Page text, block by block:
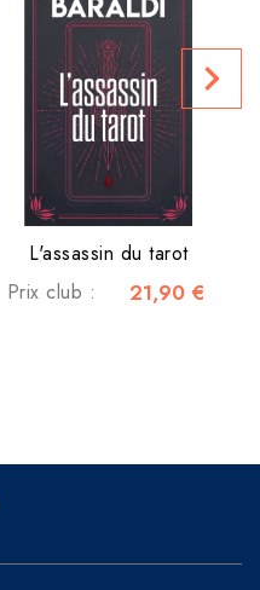
L'assassin du tarot
Prix club :
21,90 €
navigate_next